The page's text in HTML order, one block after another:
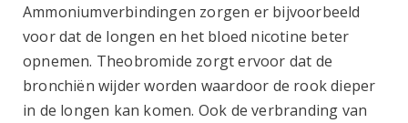
Ammoniumverbindingen zorgen er bijvoorbeeld
voor dat de longen en het bloed nicotine beter
opnemen. Theobromide zorgt ervoor dat de
bronchiën wijder worden waardoor de rook dieper
in de longen kan komen. Ook de verbranding van